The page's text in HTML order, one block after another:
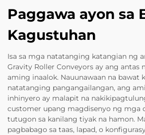
Paggawa ayon sa
Kagustuhan
Isa sa mga natatanging katangian ng
Gravity Roller Conveyors ay ang antas
aming inaalok. Nauunawaan na bawat
natatanging pangangailangan, ang
inhinyero ay malapit na
customer upang magdisenyo ng mga
tutugon sa kanilang tiyak na hamon.
pagbabago sa taas, lapad, o